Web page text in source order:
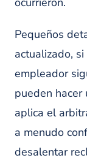
Pequeños
actualizado,
empleador
pueden hacer
aplica el
a menudo
desalentar